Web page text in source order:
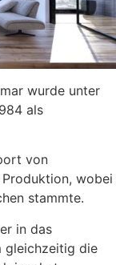
wurde unter
als
von
wobei
stammte.
in das
gleichzeitig die